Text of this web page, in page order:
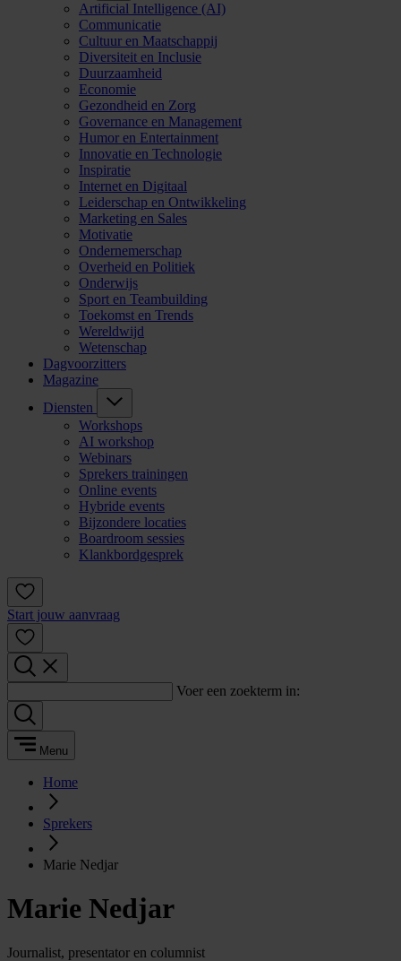
Artificial Intelligence (AI)
Communicatie
Cultuur en Maatschappij
Diversiteit en Inclusie
Duurzaamheid
Economie
Gezondheid en Zorg
Governance en Management
Humor en Entertainment
Innovatie en Technologie
Inspiratie
Internet en Digitaal
Leiderschap en Ontwikkeling
Marketing en Sales
Motivatie
Ondernemerschap
Overheid en Politiek
Onderwijs
Sport en Teambuilding
Toekomst en Trends
Wereldwijd
Wetenschap
Dagvoorzitters
Magazine
Diensten
Workshops
AI workshop
Webinars
Sprekers trainingen
Online events
Hybride events
Bijzondere locaties
Boardroom sessies
Klankbordgesprek
Start jouw aanvraag
Voer een zoekterm in:
Menu
Home
Sprekers
Marie Nedjar
Marie Nedjar
Journalist, presentator en columnist